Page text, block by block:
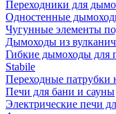
Переходники для
Одностенные
Чугунные элементы
Дымоходы из
Гибкие дымоходы для
Stabile
Переходные патрубки
Печи для бани и сауны
Электрические печи